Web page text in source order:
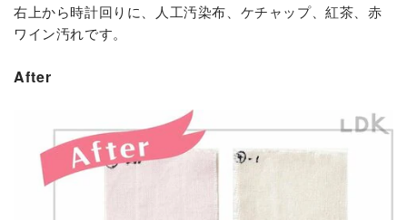
右上から時計回りに、人工汚染布、ケチャップ、紅茶、赤
ワイン汚れです。
After